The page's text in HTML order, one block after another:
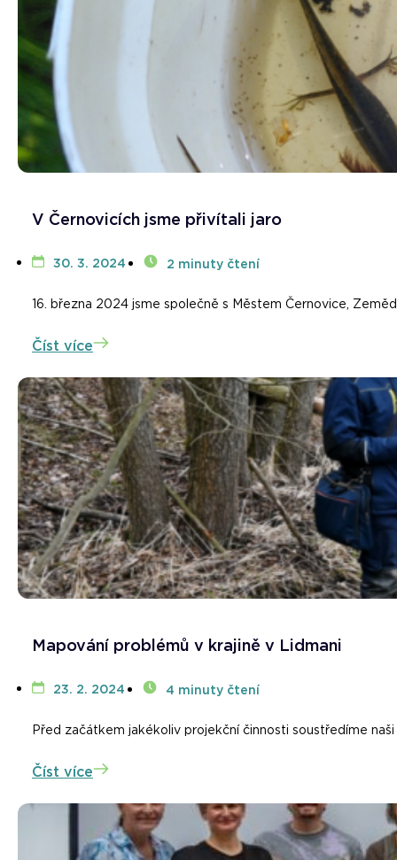
V Černovicích jsme přivítali jaro
30. 3. 2024 2 minuty čtení
16. března 2024 jsme společně s Městem Černovice,
Číst více
Mapování problémů v krajině v Lidmani
23. 2. 2024 4 minuty čtení
Před začátkem jakékoliv projekční činnosti soustředíme
Číst více